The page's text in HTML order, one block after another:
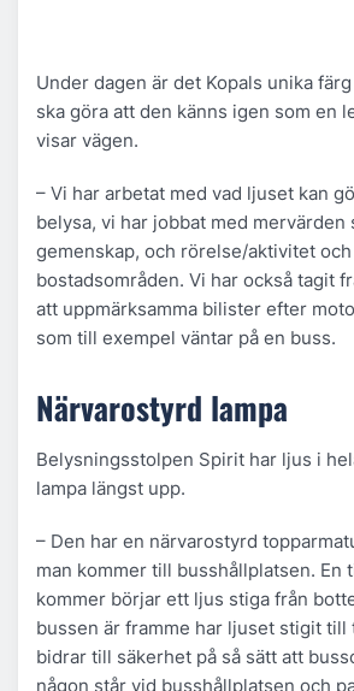
Under dagen är det Kopals unika
ska göra att den känns igen som en
visar vägen.
– Vi har arbetat med vad ljuset kan
belysa, vi har jobbat med mervärden
gemenskap, och rörelse/aktivitet
bostadsområden. Vi har också tagit
att uppmärksamma bilister efter
som till exempel väntar på en buss.
Närvarostyrd lampa
Belysningsstolpen Spirit har ljus i
lampa längst upp.
– Den har en närvarostyrd
man kommer till busshållplatsen. En
kommer börjar ett ljus stiga från
bussen är framme har ljuset stigit till
bidrar till säkerhet på så sätt att
någon står vid busshållplatsen och